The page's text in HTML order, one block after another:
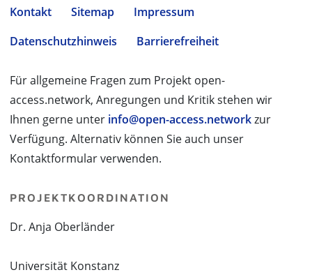
Kontakt Sitemap
Impressum
Datenschutzhinweis
Barrierefreiheit
Für allgemeine Fragen zum Projekt open-
access.network, Anregungen und Kritik stehen wir
Ihnen gerne unter info@open-access.networkzur
Verfügung. Alternativ können Sie auch unser
Kontaktformular verwenden.
PROJEKTKOORDINATION
Dr. Anja Oberländer
Universität Konstanz